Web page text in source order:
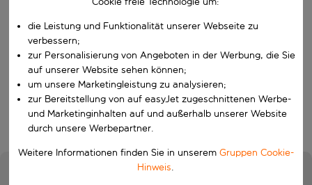
Wähle ein Ab- und Rückflugdatum aus.
Reisezeitraum wählen
Wer
Suchen
die Leistung und Funktionalität unserer Webseite zu
verbessern;
zur Personalisierung von Angeboten in der Werbung, die Sie
auf unserer Website sehen können;
um unsere Marketingleistung zu analysieren;
zur Bereitstellung von auf easyJet zugeschnittenen Werbe-
und Marketinginhalten auf und außerhalb unserer Website
durch unsere Werbepartner.
Weitere Informationen finden Sie in unserem Gruppen Cookie-
Hinweis.